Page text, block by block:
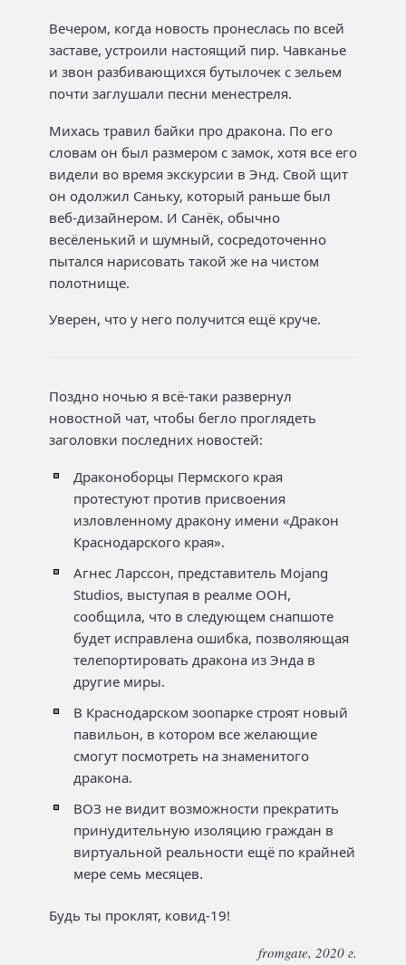
Вечером, когда новость пронеслась по всей
заставе, устроили настоящий пир. Чавканье
и звон разбивающихся бутылочек с зельем
почти заглушали песни менестреля.
Михась травил байки про дракона. По его
словам он был размером с замок, хотя все его
видели во время экскурсии в Энд. Свой щит
он одолжил Саньку, который раньше был
веб-дизайнером. И Санёк, обычно
весёленький и шумный, сосредоточенно
пытался нарисовать такой же на чистом
полотнище.
Уверен, что у него получится ещё круче.
Поздно ночью я всё-таки развернул
новостной чат, чтобы бегло проглядеть
заголовки последних новостей:
Драконоборцы Пермского края
протестуют против присвоения
изловленному дракону имени «Дракон
Краснодарского края».
Агнес Ларссон, представитель Mojang
Studios, выступая в реалме ООН,
сообщила, что в следующем снапшоте
будет исправлена ошибка, позволяющая
телепортировать дракона из Энда в
другие миры.
В Краснодарском зоопарке строят новый
павильон, в котором все желающие
смогут посмотреть на знаменитого
дракона.
ВОЗ не видит возможности прекратить
принудительную изоляцию граждан в
виртуальной реальности ещё по крайней
мере семь месяцев.
Будь ты проклят, ковид-19!
fromgate, 2020 г.